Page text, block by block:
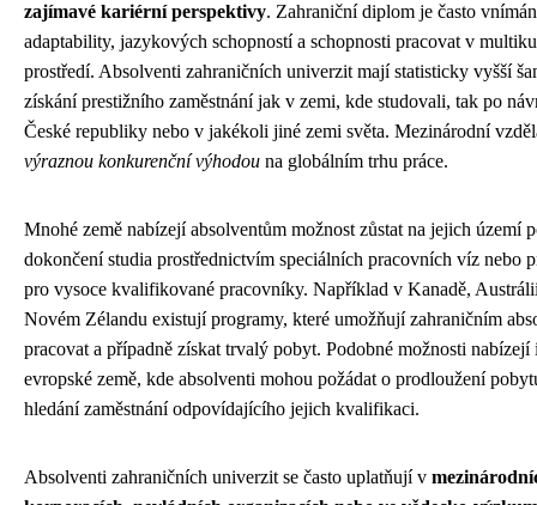
zajímavé kariérní perspektivy. Zahraniční diplom je často
adaptability, jazykových schopností a schopnosti pracovat v
prostředí. Absolventi zahraničních univerzit mají statisticky vyšší
získání prestižního zaměstnání jak v zemi, kde studovali, tak po
České republiky nebo v jakékoli jiné zemi světa. Mezinárodní
výraznou konkurenční výhodou na globálním trhu práce.
Mnohé země nabízejí absolventům možnost zůstat na jejich území
dokončení studia prostřednictvím speciálních pracovních víz nebo
pro vysoce kvalifikované pracovníky. Například v Kanadě,
Novém Zélandu existují programy, které umožňují zahraničním
pracovat a případně získat trvalý pobyt. Podobné možnosti nabízejí
evropské země, kde absolventi mohou požádat o prodloužení
hledání zaměstnání odpovídajícího jejich kvalifikaci.
Absolventi zahraničních univerzit se často uplatňují v